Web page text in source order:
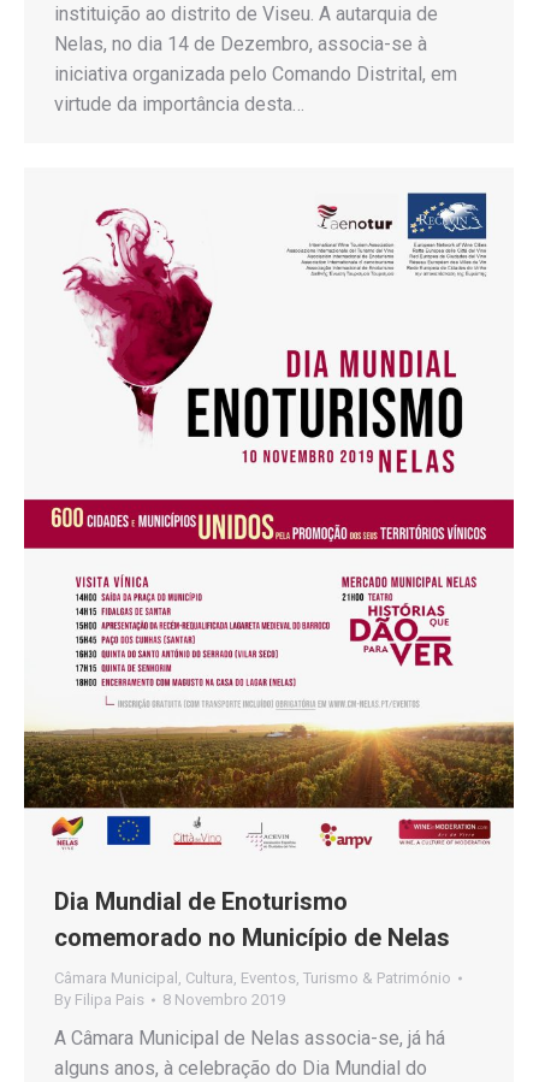
instituição ao distrito de Viseu. A autarquia de
Nelas, no dia 14 de Dezembro, associa-se à
iniciativa organizada pelo Comando Distrital, em
virtude da importância desta…
Dia Mundial de Enoturismo
comemorado no Município de Nelas
Câmara Municipal , Cultura, Eventos, Turismo & Património
By Filipa Pais 8 Novembro 2019
A Câmara Municipal de Nelas associa-se, já há
alguns anos, à celebração do Dia Mundial do